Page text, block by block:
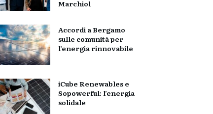
Marchiol
Accordi a Bergamo
sulle comunità per
l’energia rinnovabile
iCube Renewables e
Sopowerful: l’energia
solidale